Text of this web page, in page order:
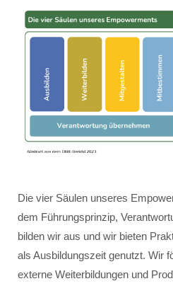
Die vier Säulen unseres
dem Führungsprinzip,
bilden wir aus und wir bieten
als Ausbildungszeit genutzt. Wir
externe Weiterbildungen und